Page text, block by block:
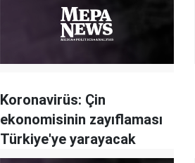
Koronavirüs: Çin
ekonomisinin zayıflaması
Türkiye'ye yarayacak